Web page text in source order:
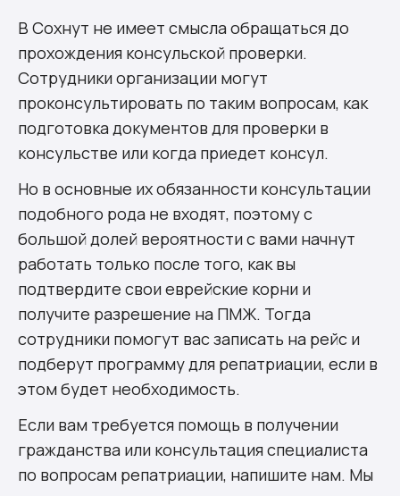
В Сохнут не имеет смысла обращаться до
прохождения консульской проверки.
Сотрудники организации могут
проконсультировать по таким вопросам, как
подготовка документов для проверки в
консульстве или когда приедет консул.
Но в основные их обязанности консультации
подобного рода не входят, поэтому с
большой долей вероятности с вами начнут
работать только после того, как вы
подтвердите свои еврейские корни и
получите разрешение на ПМЖ. Тогда
сотрудники помогут вас записать на рейс и
подберут программу для репатриации, если в
этом будет необходимость.
Если вам требуется помощь в получении
гражданства или консультация специалиста
по вопросам репатриации, напишите нам. Мы